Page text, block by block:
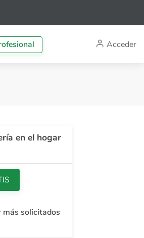
Acceder
en el hogar
más solicitados